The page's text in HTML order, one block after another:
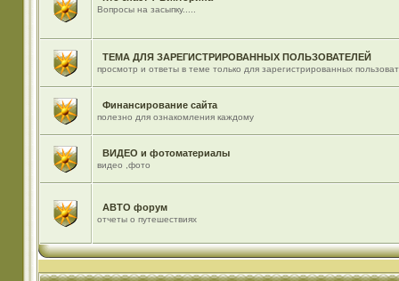
Вопросы на засыпку.....
ТЕМА ДЛЯ ЗАРЕГИСТРИРОВАННЫХ ПОЛЬЗОВАТЕЛЕЙ
просмотр и ответы в теме только для зарегистрированных
Финансирование сайта
полезно для ознакомления каждому
ВИДЕО и фотоматериалы
видео ,фото
АВТО форум
отчеты о путешествиях